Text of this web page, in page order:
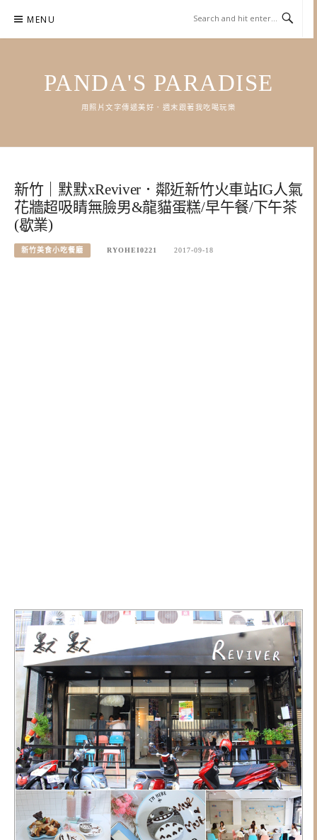
content
MENU
PANDA'S PARADISE
用照片文字傳遞美好．週末跟著我吃喝玩樂
新竹｜默默xReviver．鄰近新竹火車站IG人氣
花牆超吸睛無臉男&龍貓蛋糕/早午餐/下午茶
(歇業)
新竹美食小吃餐廳 RYOHEI0221 2017-09-18